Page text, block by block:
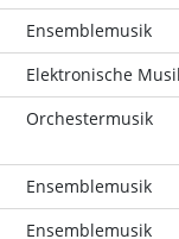
Ensemblemusik
Elektronische
Orchestermusik
Ensemblemusik
Ensemblemusik